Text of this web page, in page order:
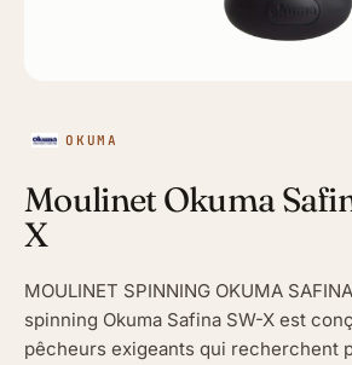
OKUMA
Moulinet Okuma
X
MOULINET SPINNING OKUMA
spinning Okuma Safina SW-X est
pêcheurs exigeants qui recherchent